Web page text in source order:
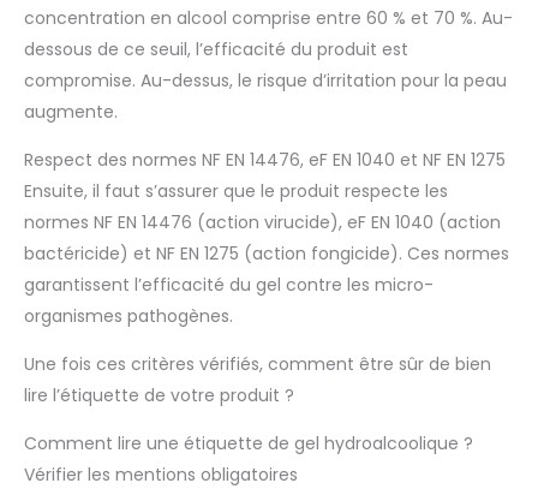
concentration en alcool comprise entre 60 % et 70 %. Au-
dessous de ce seuil, l’efficacité du produit est
compromise. Au-dessus, le risque d’irritation pour la peau
augmente.
Respect des normes NF EN 14476, eF EN 1040 et NF EN 1275
Ensuite, il faut s’assurer que le produit respecte les
normes NF EN 14476 (action virucide), eF EN 1040 (action
bactéricide) et NF EN 1275 (action fongicide). Ces normes
garantissent l’efficacité du gel contre les micro-
organismes pathogènes.
Une fois ces critères vérifiés, comment être sûr de bien
lire l’étiquette de votre produit ?
Comment lire une étiquette de gel hydroalcoolique ?
Vérifier les mentions obligatoires